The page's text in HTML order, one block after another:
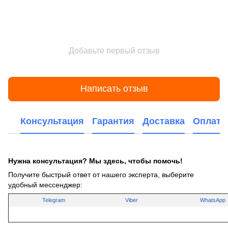
Добавьте первый отзыв
Написать отзыв
Консультация Гарантия Доставка Оплата
Нужна консультация? Мы здесь, чтобы помочь!
Получите быстрый ответ от нашего эксперта, выберите
удобный мессенджер:
Telegram Viber WhatsApp